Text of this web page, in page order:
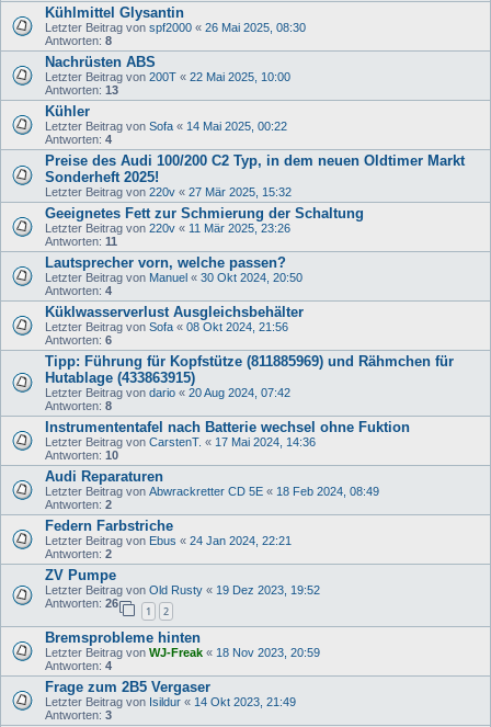
Kühlmittel Glysantin
Letzter Beitrag von spf2000 « 26 Mai 2025, 08:30
Antworten: 8
Nachrüsten ABS
Letzter Beitrag von 200T « 22 Mai 2025, 10:00
Antworten: 13
Kühler
Letzter Beitrag von Sofa « 14 Mai 2025, 00:22
Antworten: 4
Preise des Audi 100/200 C2 Typ, in dem neuen Oldtimer Markt
Sonderheft 2025!
Letzter Beitrag von 220v « 27 Mär 2025, 15:32
Geeignetes Fett zur Schmierung der Schaltung
Letzter Beitrag von 220v « 11 Mär 2025, 23:26
Antworten: 11
Lautsprecher vorn, welche passen?
Letzter Beitrag von Manuel « 30 Okt 2024, 20:50
Antworten: 4
Küklwasserverlust Ausgleichsbehälter
Letzter Beitrag von Sofa « 08 Okt 2024, 21:56
Antworten: 6
Tipp: Führung für Kopfstütze (811885969) und Rähmchen für
Hutablage (433863915)
Letzter Beitrag von dario « 20 Aug 2024, 07:42
Antworten: 8
Instrumententafel nach Batterie wechsel ohne Fuktion
Letzter Beitrag von CarstenT. « 17 Mai 2024, 14:36
Antworten: 10
Audi Reparaturen
Letzter Beitrag von Abwrackretter CD 5E « 18 Feb 2024, 08:49
Antworten: 2
Federn Farbstriche
Letzter Beitrag von Ebus « 24 Jan 2024, 22:21
Antworten: 2
ZV Pumpe
Letzter Beitrag von Old Rusty « 19 Dez 2023, 19:52
Antworten: 26
1 2
Bremsprobleme hinten
Letzter Beitrag von WJ-Freak « 18 Nov 2023, 20:59
Antworten: 4
Frage zum 2B5 Vergaser
Letzter Beitrag von Isildur « 14 Okt 2023, 21:49
Antworten: 3